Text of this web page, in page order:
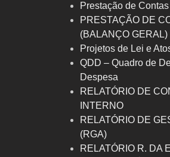
Prestação de Contas
PRESTAÇÃO DE
(BALANÇO GERAL)
Projetos de Lei e
QDD – Quadro de
Despesa
RELATÓRIO DE
INTERNO
RELATÓRIO DE
(RGA)
RELATÓRIO R. DA